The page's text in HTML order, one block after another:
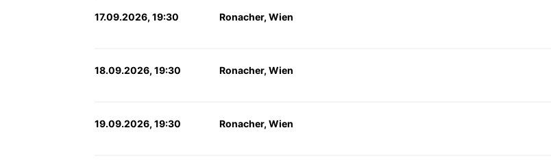
17.09.2026, 19:30 Ronacher, Wien
18.09.2026, 19:30 Ronacher, Wien
19.09.2026, 19:30 Ronacher, Wien